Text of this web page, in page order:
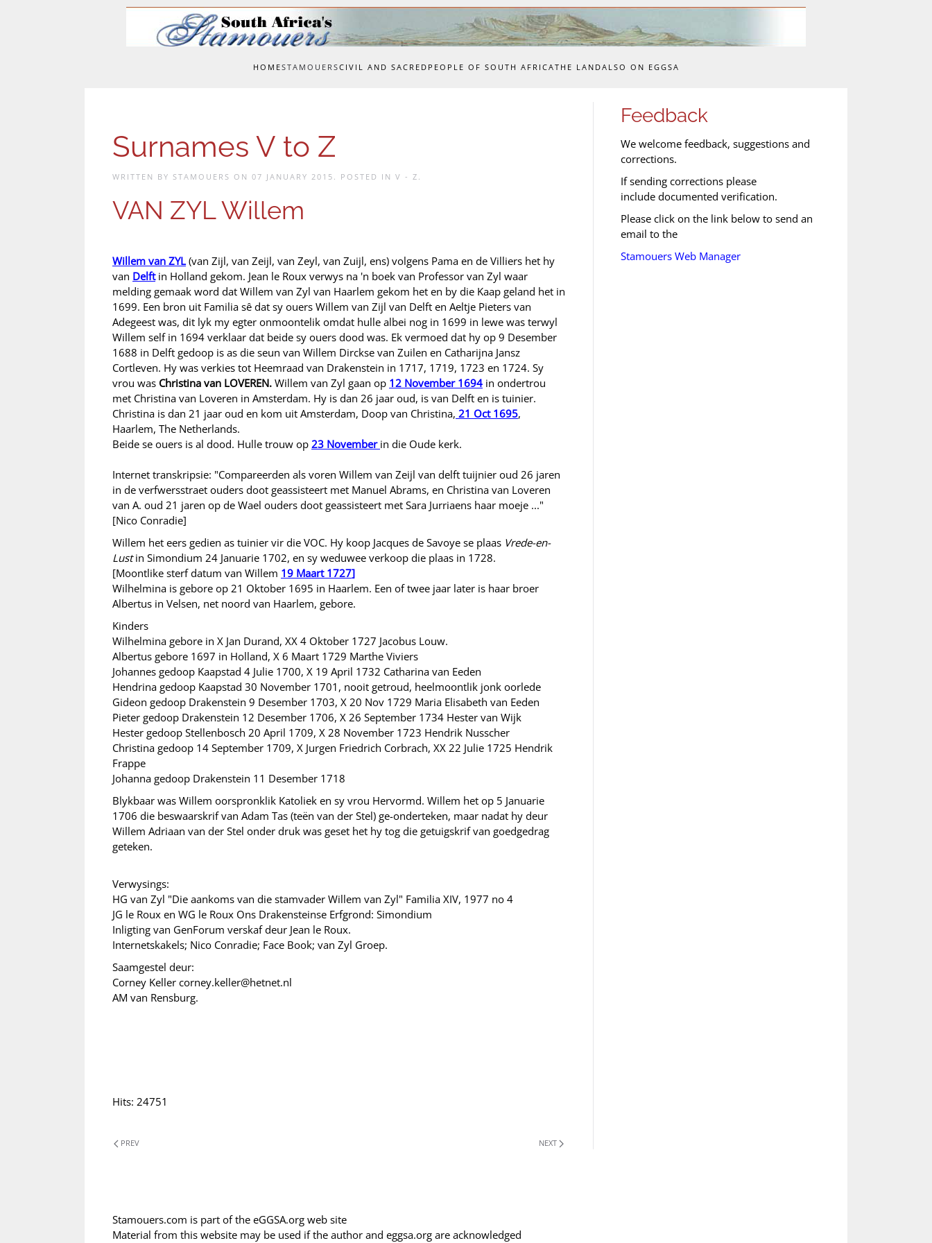
HOMESTAMOUERSCIVIL AND SACRED PEOPLE OF SOUTH AFRICATHE LANDALSO ON EGGSA
Surnames V to Z
WRITTEN BY STAMOUERS ON 07 JANUARY 2015 . POSTED IN V - Z .
VAN ZYL Willem
Willem van ZYL(van Zijl, van Zeijl, van Zeyl, van Zuijl, ens) volgens Pama en de Villiers het hy
van Delftin Holland gekom. Jean le Roux verwys na 'n boek van Professor van Zyl waar
melding gemaak word dat Willem van Zyl van Haarlem gekom het en by die Kaap geland het in
1699. Een bron uit Familia sê dat sy ouers Willem van Zijl van Delft en Aeltje Pieters van
Adegeest was, dit lyk my egter onmoontelik omdat hulle albei nog in 1699 in lewe was terwyl
Willem self in 1694 verklaar dat beide sy ouers dood was. Ek vermoed dat hy op 9 Desember
1688 in Delft gedoop is as die seun van Willem Dirckse van Zuilen en Catharijna Jansz
Cortleven. Hy was verkies tot Heemraad van Drakenstein in 1717, 1719, 1723 en 1724. Sy
vrou was Christina van LOVEREN. Willem van Zyl gaan op 12 November 1694 in ondertrou
met Christina van Loveren in Amsterdam. Hy is dan 26 jaar oud, is van Delft en is tuinier.
Christina is dan 21 jaar oud en kom uit Amsterdam, Doop van Christina, 21 Oct 1695,
Haarlem, The Netherlands.
Beide se ouers is al dood. Hulle trouw op 23 November in die Oude kerk.
Internet transkripsie: "Compareerden als voren Willem van Zeijl van delft tuijnier oud 26 jaren
in de verfwersstraet ouders doot geassisteert met Manuel Abrams, en Christina van Loveren
van A. oud 21 jaren op de Wael ouders doot geassisteert met Sara Jurriaens haar moeje ..."
[Nico Conradie]
Willem het eers gedien as tuinier vir die VOC. Hy koop Jacques de Savoye se plaas Vrede-en-
Lustin Simondium 24 Januarie 1702, en sy weduwee verkoop die plaas in 1728.
[Moontlike sterf datum van Willem 19 Maart 1727]
Wilhelmina is gebore op 21 Oktober 1695 in Haarlem. Een of twee jaar later is haar broer
Albertus in Velsen, net noord van Haarlem, gebore.
Kinders
Wilhelmina gebore in X Jan Durand, XX 4 Oktober 1727 Jacobus Louw.
Albertus gebore 1697 in Holland, X 6 Maart 1729 Marthe Viviers
Johannes gedoop Kaapstad 4 Julie 1700, X 19 April 1732 Catharina van Eeden
Hendrina gedoop Kaapstad 30 November 1701, nooit getroud, heelmoontlik jonk oorlede
Gideon gedoop Drakenstein 9 Desember 1703, X 20 Nov 1729 Maria Elisabeth van Eeden
Pieter gedoop Drakenstein 12 Desember 1706, X 26 September 1734 Hester van Wijk
Hester gedoop Stellenbosch 20 April 1709, X 28 November 1723 Hendrik Nusscher
Christina gedoop 14 September 1709, X Jurgen Friedrich Corbrach, XX 22 Julie 1725 Hendrik
Frappe
Johanna gedoop Drakenstein 11 Desember 1718
Blykbaar was Willem oorspronklik Katoliek en sy vrou Hervormd. Willem het op 5 Januarie
1706 die beswaarskrif van Adam Tas (teën van der Stel) ge-onderteken, maar nadat hy deur
Willem Adriaan van der Stel onder druk was geset het hy tog die getuigskrif van goedgedrag
geteken.
Verwysings:
HG van Zyl "Die aankoms van die stamvader Willem van Zyl" Familia XIV, 1977 no 4
JG le Roux en WG le Roux Ons Drakensteinse Erfgrond: Simondium
Inligting van GenForum verskaf deur Jean le Roux.
Internetskakels; Nico Conradie; Face Book; van Zyl Groep.
Saamgestel deur:
Corney Keller corney.keller@hetnet.nl
AM van Rensburg.
Hits: 24751
PREV NEXT
Feedback
We welcome feedback, suggestions and
corrections.
If sending corrections please
include documented verification.
Please click on the link below to send an
email to the
Stamouers Web Manager
Stamouers.com is part of the eGGSA.org web site
Material from this website may be used if the author and eggsa.org are acknowledged